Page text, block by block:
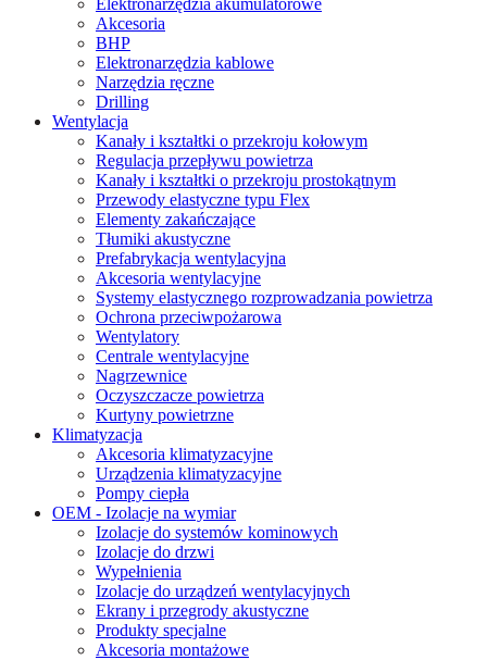
Elektronarzędzia akumulatorowe
Akcesoria
BHP
Elektronarzędzia kablowe
Narzędzia ręczne
Drilling
Wentylacja
Kanały i kształtki o przekroju kołowym
Regulacja przepływu powietrza
Kanały i kształtki o przekroju prostokątnym
Przewody elastyczne typu Flex
Elementy zakańczające
Tłumiki akustyczne
Prefabrykacja wentylacyjna
Akcesoria wentylacyjne
Systemy elastycznego rozprowadzania powietrza
Ochrona przeciwpożarowa
Wentylatory
Centrale wentylacyjne
Nagrzewnice
Oczyszczacze powietrza
Kurtyny powietrzne
Klimatyzacja
Akcesoria klimatyzacyjne
Urządzenia klimatyzacyjne
Pompy ciepła
OEM - Izolacje na wymiar
Izolacje do systemów kominowych
Izolacje do drzwi
Wypełnienia
Izolacje do urządzeń wentylacyjnych
Ekrany i przegrody akustyczne
Produkty specjalne
Akcesoria montażowe